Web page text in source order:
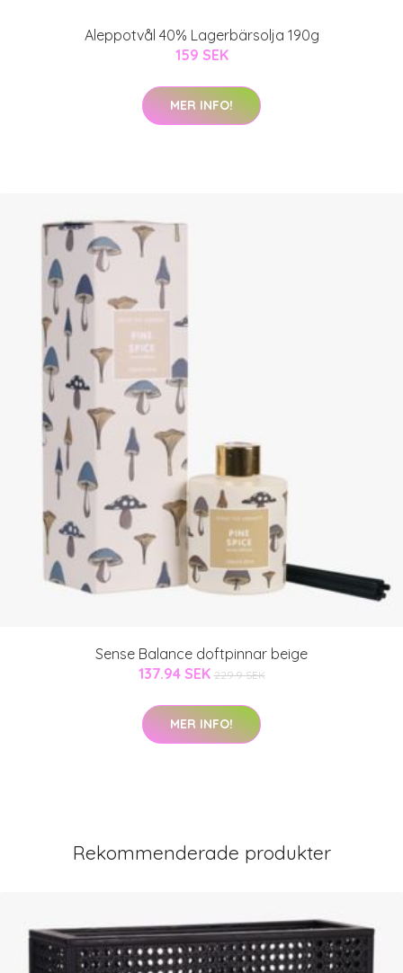
Aleppotvål 40% Lagerbärsolja 190g
159 SEK
MER INFO!
Sense Balance doftpinnar beige
137.94 SEK 229.9 SEK
MER INFO!
Rekommenderade produkter